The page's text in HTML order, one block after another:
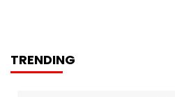
TRENDING